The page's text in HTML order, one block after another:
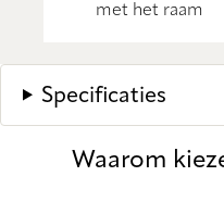
met het raam
Specificaties
Waarom